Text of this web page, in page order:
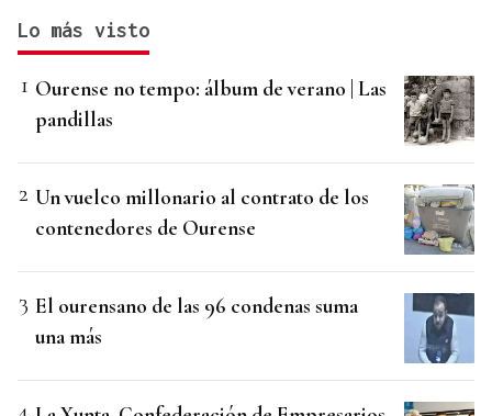
Lo más visto
Ourense no tempo: álbum de verano | Las
pandillas
Un vuelco millonario al contrato de los
contenedores de Ourense
El ourensano de las 96 condenas suma
una más